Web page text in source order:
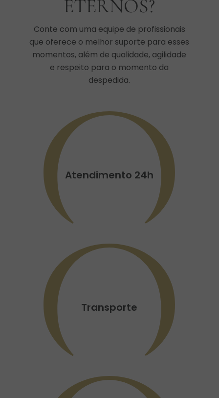
ETERNOS?
Conte com uma equipe de profissionais
que oferece o melhor suporte para esses
momentos, além de qualidade, agilidade
e respeito para o momento da
despedida.
Atendimento 24h
Transporte